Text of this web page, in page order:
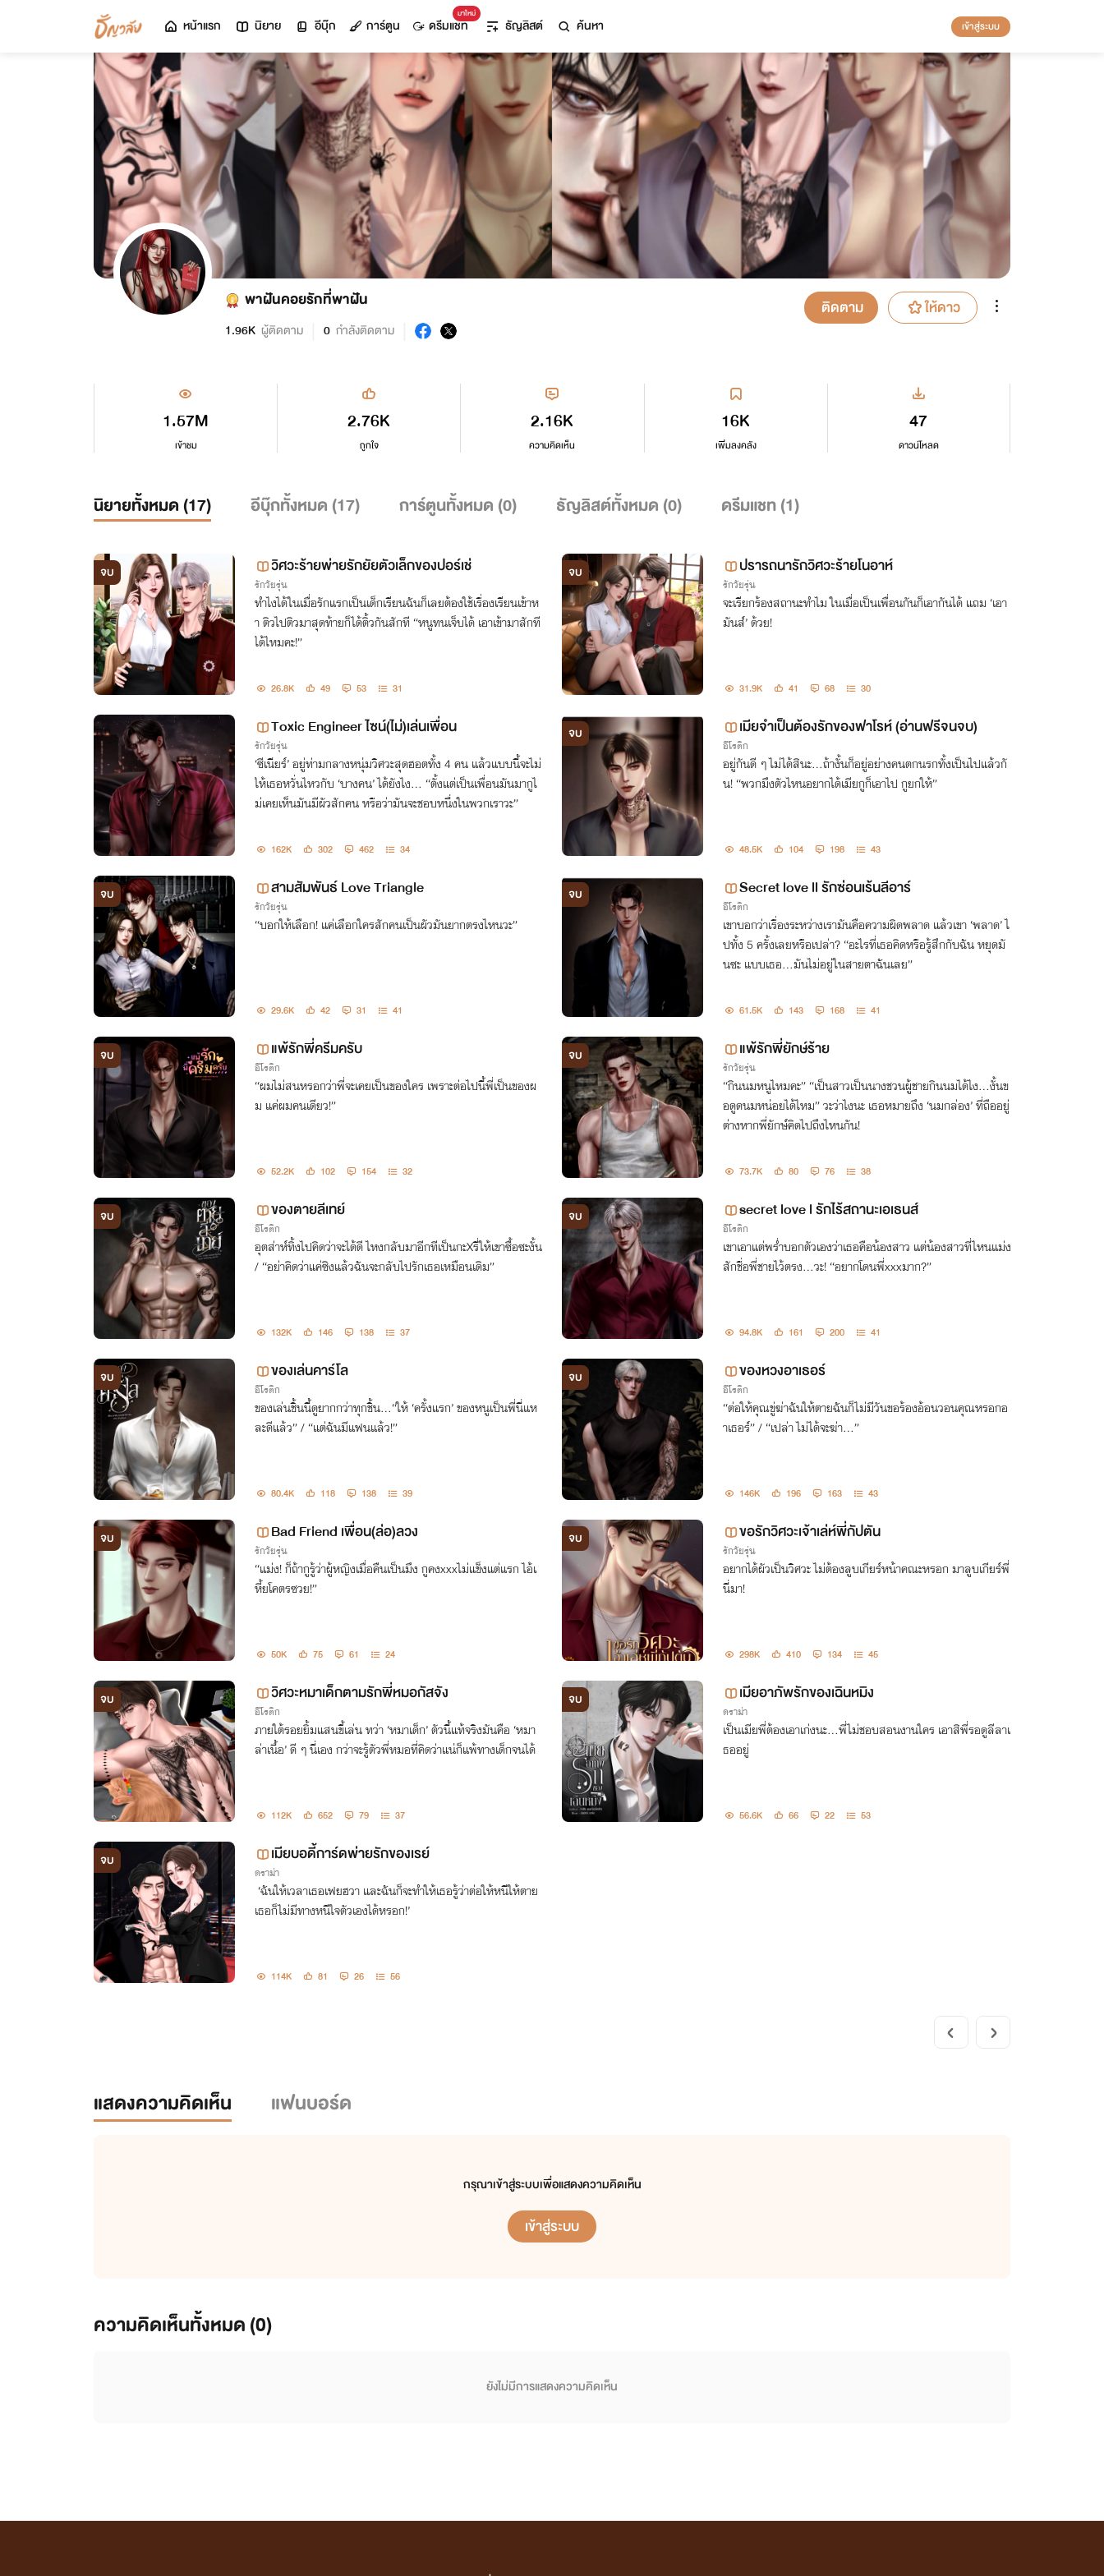
หน้าแรก นิยาย อีบุ๊ก การ์ตูน
มาใหม่
ดรีมแชท ธัญลิสต์ ค้นหา เข้าสู่ระบบ
พาฝันคอยรักที่พาฝัน
1.96K ผู้ติดตาม 0 กำลังติดตาม
ติดตาม ให้ดาว
1.57M
เข้าชม
16K
เพิ่มลงคลัง
2.76K
ถูกใจ
47
ดาวน์โหลด
2.16K
ความคิดเห็น
นิยายทั้งหมด (17) อีบุ๊กทั้งหมด (17) การ์ตูนทั้งหมด (0) ธัญลิสต์ทั้งหมด (0) ดรีมแชท (1)
จบ วิศวะร้ายพ่ายรักยัยตัวเล็กของปอร์เช่
รักวัยรุ่น
ทำไงได้ในเมื่อรักแรกเป็นเด็กเรียนฉันก็เลยต้องใช้เรื่องเรียนเข้าห
า ติวไปติวมาสุดท้ายก็ได้ติ้วกันสักที “หนูทนเจ็บได้ เอาเข้ามาสักที
ได้ไหมคะ!”
26.8K 49 53 31
จบ ปรารถนารักวิศวะร้ายโนอาห์
รักวัยรุ่น
จะเรียกร้องสถานะทำไม ในเมื่อเป็นเพื่อนกันก็เอากันได้ แถม ‘เอา
มันส์’ ด้วย!
31.9K 41 68 30
Toxic Engineer ไซน์(ไม่)เล่นเพื่อน
รักวัยรุ่น
‘ซีเนียร์’ อยู่ท่ามกลางหนุ่มวิศวะสุดฮอตทั้ง 4 คน แล้วแบบนี้จะไม่
ให้เธอหวั่นไหวกับ ‘บางคน’ ได้ยังไง... “ตั้งแต่เป็นเพื่อนมันมากูไ
ม่เคยเห็นมันมีผัวสักคน หรือว่ามันจะชอบหนึ่งในพวกเราวะ”
162K 302 462 34
จบ เมียจำเป็นต้องรักของฟาโรห์ (อ่านฟรีจนจบ)
อีโรติก
อยู่กันดี ๆ ไม่ได้สินะ...ถ้างั้นก็อยู่อย่างคนตกนรกทั้งเป็นไปแล้วกั
น! “พวกมึงตัวไหนอยากได้เมียกูก็เอาไป กูยกให้”
48.5K 104 198 43
จบ สามสัมพันธ์ Love Triangle
รักวัยรุ่น
“บอกให้เลือก! แค่เลือกใครสักคนเป็นผัวมันยากตรงไหนวะ”
29.6K 42 31 41
จบ Secret love ll รักซ่อนเร้นลีอาร์
อีโรติก
เขาบอกว่าเรื่องระหว่างเรามันคือความผิดพลาด แล้วเขา ‘พลาด’ ไ
ปทั้ง 5 ครั้งเลยหรือเปล่า? “อะไรที่เธอคิดหรือรู้สึกกับฉัน หยุดมั
นซะ แบบเธอ...มันไม่อยู่ในสายตาฉันเลย”
61.5K 143 168 41
จบ แพ้รักพี่ครีมครับ
อีโรติก
“ผมไม่สนหรอกว่าพี่จะเคยเป็นของใคร เพราะต่อไปนี้พี่เป็นของผ
ม แค่ผมคนเดียว!”
52.2K 102 154 32
จบ แพ้รักพี่ยักษ์ร้าย
รักวัยรุ่น
“กินนมหนูไหมคะ” “เป็นสาวเป็นนางชวนผู้ชายกินนมได้ไง...งั้นข
อดูดนมหน่อยได้ไหม” วะว่าไงนะ เธอหมายถึง ‘นมกล่อง’ ที่ถืออยู่
ต่างหากพี่ยักษ์คิดไปถึงไหนกัน!
73.7K 80 76 38
จบ ของตายลีเทย์
อีโรติก
อุตส่าห์ทิ้งไปคิดว่าจะได้ดี ไหงกลับมาอีกทีเป็นกะXรี่ให้เขาซื้อซะงั้น
/ “อย่าคิดว่าแค่ซิงแล้วฉันจะกลับไปรักเธอเหมือนเดิม”
132K 146 138 37
จบ secret love l รักไร้สถานะเอเธนส์
อีโรติก
เขาเอาแต่พร่ำบอกตัวเองว่าเธอคือน้องสาว แต่น้องสาวที่ไหนแม่ง
สักชื่อพี่ชายไว้ตรง...วะ! “อยากโดนพี่xxxมาก?”
94.8K 161 200 41
จบ ของเล่นคาร์โล
อีโรติก
ของเล่นชิ้นนี้ดูยากกว่าทุกชิ้น…“ให้ ‘ครั้งแรก’ ของหนูเป็นพี่นี่แห
ละดีแล้ว” / “แต่ฉันมีแฟนแล้ว!”
80.4K 118 138 39
จบ ของหวงอาเธอร์
อีโรติก
“ต่อให้คุณขู่ฆ่าฉันให้ตายฉันก็ไม่มีวันขอร้องอ้อนวอนคุณหรอกอ
าเธอร์” / “เปล่า ไม่ได้จะฆ่า...”
146K 196 163 43
จบ Bad Friend เพื่อน(ล่อ)ลวง
รักวัยรุ่น
“แม่ง! ก็ถ้ากูรู้ว่าผู้หญิงเมื่อคืนเป็นมึง กูคงxxxไม่แข็งแต่แรก ไอ้เ
หี้ยโคตรซวย!”
50K 75 61 24
จบ ขอรักวิศวะเจ้าเล่ห์พี่กัปตัน
รักวัยรุ่น
อยากได้ผัวเป็นวิศวะ ไม่ต้องลูบเกียร์หน้าคณะหรอก มาลูบเกียร์พี่
นี่มา!
298K 410 134 45
จบ วิศวะหมาเด็กตามรักพี่หมอกัสจัง
อีโรติก
ภายใต้รอยยิ้มแสนขี้เล่น ทว่า ‘หมาเด็ก’ ตัวนี้แท้จริงมันคือ ‘หมา
ล่าเนื้อ’ ดี ๆ นี่เอง กว่าจะรู้ตัวพี่หมอที่คิดว่าแน่ก็แพ้ทางเด็กจนได้
112K 652 79 37
จบ เมียอาภัพรักของเฉินหมิง
ดราม่า
เป็นเมียพี่ต้องเอาเก่งนะ…พี่ไม่ชอบสอนงานใคร เอาสิพี่รอดูลีลาเ
ธออยู่
56.6K 66 22 53
จบ เมียบอดี้การ์ดพ่ายรักของเรย์
ดราม่า
‘ฉันให้เวลาเธอเฟยฮวา และฉันก็จะทำให้เธอรู้ว่าต่อให้หนีให้ตาย
เธอก็ไม่มีทางหนีใจตัวเองได้หรอก!’
114K 81 26 56
แสดงความคิดเห็น แฟนบอร์ด
กรุณาเข้าสู่ระบบเพื่อแสดงความคิดเห็น
เข้าสู่ระบบ
ความคิดเห็นทั้งหมด (0)
ยังไม่มีการแสดงความคิดเห็น